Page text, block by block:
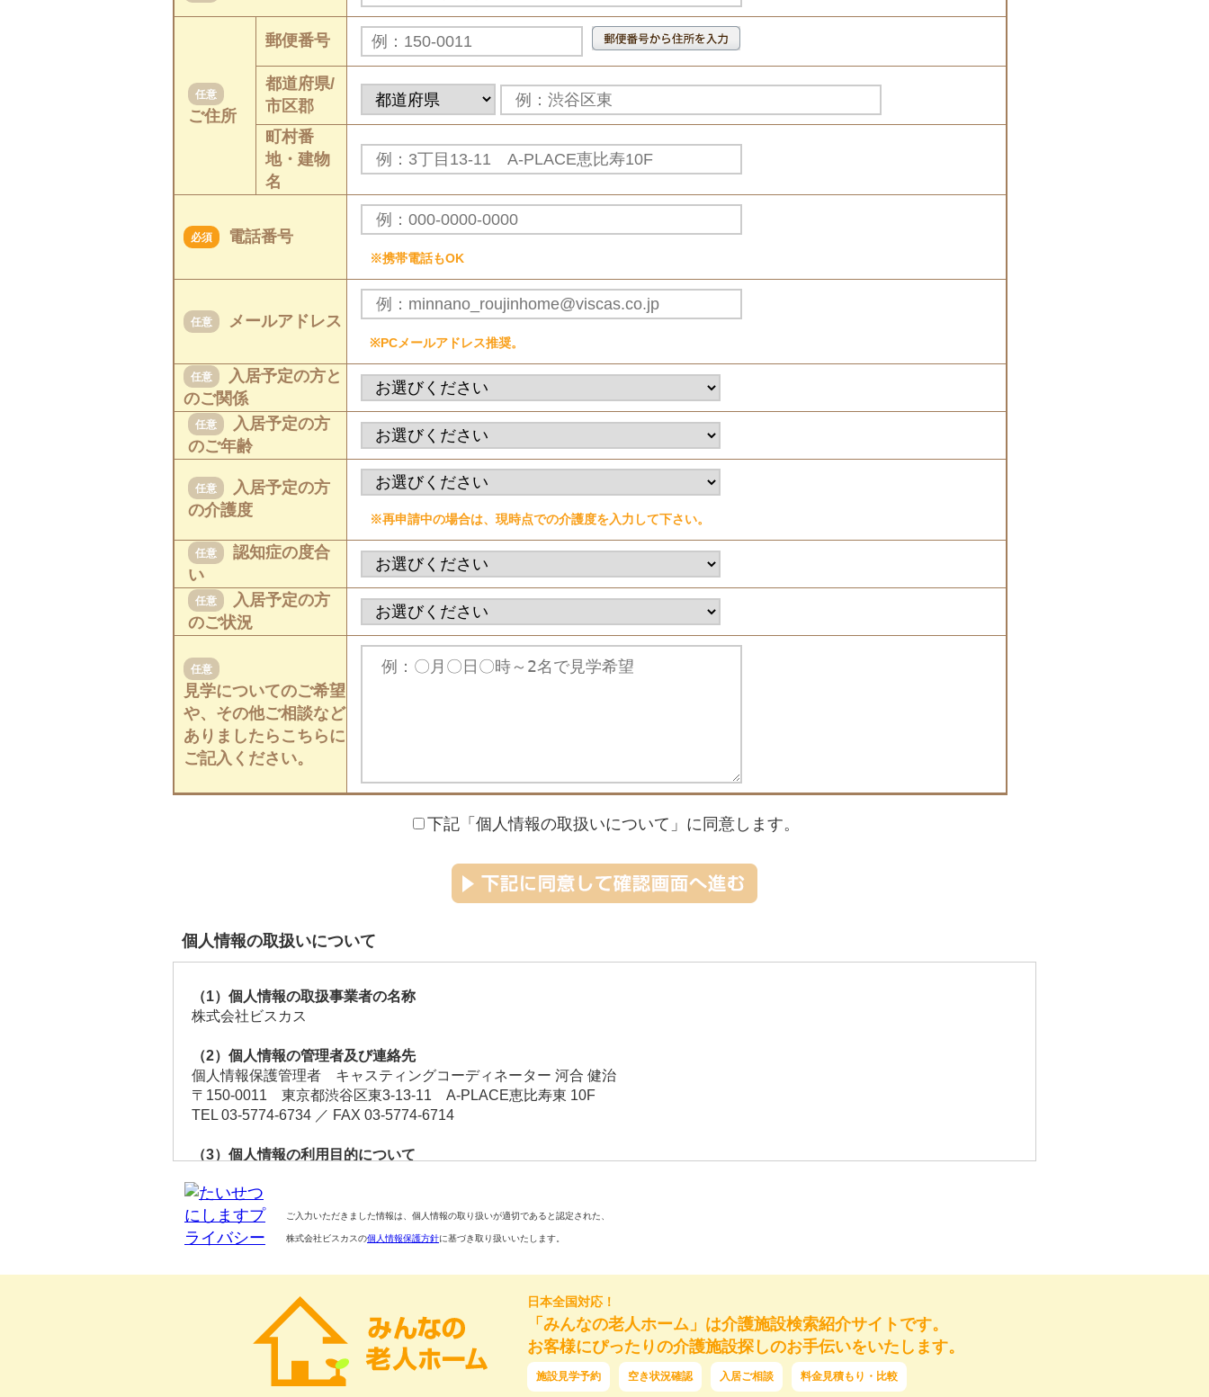
任意
ご住所
郵便番号
都道府県/
市区郡
町村番
地・建物
名
必須 電話番号
※携帯電話もOK
任意 メールアドレス
※PCメールアドレス推奨。
任意
入居予定の方と
のご関係
任意
入居予定の方
のご年齢
任意
入居予定の方
の介護度
※再申請中の場合は、現時点での介護度を入力して下さい。
任意
認知症の度合
い
任意
入居予定の方
のご状況
任意
見学についてのご希望
や、その他ご相談など
ありましたらこちらに
ご記入ください。
下記「個人情報の取扱いについて」に同意します。
個人情報の取扱いについて
（1）個人情報の取扱事業者の名称
株式会社ビスカス
（2）個人情報の管理者及び連絡先
個人情報保護管理者 キャスティングコーディネーター 河合 健治
〒150-0011 東京都渋谷区東3-13-11 A-PLACE恵比寿東 10F
TEL 03-5774-6734 ／ FAX 03-5774-6714
（3）個人情報の利用目的について
① 専門家の個人情報 会員登録・依頼者の紹介のため
② 依頼者の個人情報 専門家・施設などの紹介のため
③ 転職・就職の個人情報 転職・就職のサポートのため
⑤ 当社サービスの改善に向けたデータ作成、分析、保管のため
⑥ 当社サービスへの会員登録及びご相談サポートのため
⑦ 当社新サービスの調査、開発のため
⑧ メールマガジン購読の受付及び対応のため
（4）個人情報をご提供いただくことの任意性
個人情報のご提供は義務的なものではなく、あくまでも任意のものです。ただし、個人情報をご提供いただけない場合には対応
ご入力いただきました情報は、個人情報の取り扱いが適切であると認定された、
株式会社ビスカスの個人情報保護方針に基づき取り扱いいたします。
日本全国対応！
「みんなの老人ホーム」は介護施設検索紹介サイトです。
お客様にぴったりの介護施設探しのお手伝いをいたします。
施設見学予約 空き状況確認 入居ご相談 料金見積もり・比較